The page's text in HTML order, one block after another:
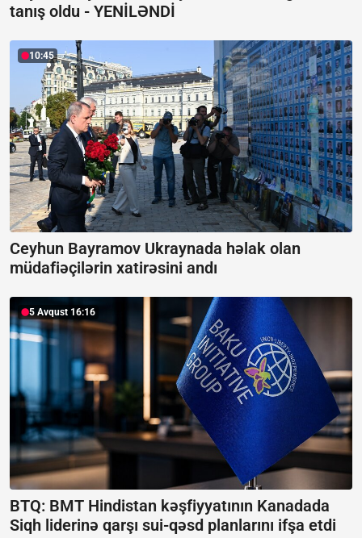
tanış oldu - YENİLƏNDİ
10:45
Ceyhun Bayramov Ukraynada həlak olan
müdafiəçilərin xatirəsini andı
5 Avqust 16:16
BTQ: BMT Hindistan kəşfiyyatının Kanadada
Siqh liderinə qarşı sui-qəsd planlarını ifşa etdi